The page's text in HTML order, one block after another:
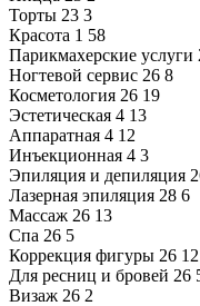
Торты 23 3
Красота 1 58
Парикмахерские услуги
Ногтевой сервис 26 8
Косметология 26 19
Эстетическая 4 13
Аппаратная 4 12
Инъекционная 4 3
Эпиляция и депиляция
Лазерная эпиляция 28 6
Массаж 26 13
Спа 26 5
Коррекция фигуры 26 12
Для ресниц и бровей 26
Визаж 26 2